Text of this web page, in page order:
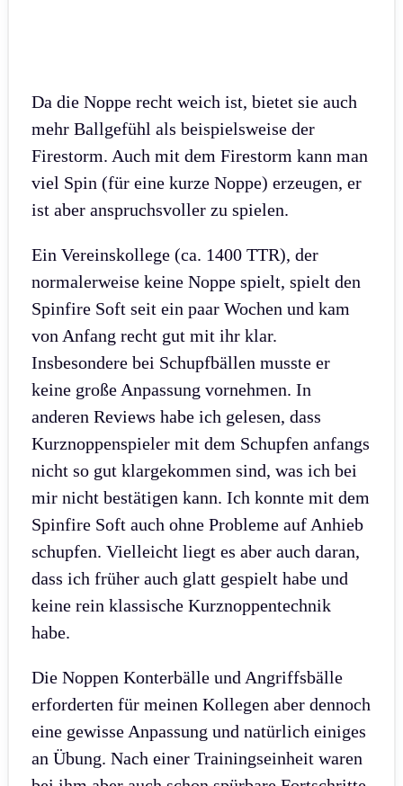
Da die Noppe recht weich ist, bietet sie auch
mehr Ballgefühl als beispielsweise der
Firestorm. Auch mit dem Firestorm kann man
viel Spin (für eine kurze Noppe) erzeugen, er
ist aber anspruchsvoller zu spielen.
Ein Vereinskollege (ca. 1400 TTR), der
normalerweise keine Noppe spielt, spielt den
Spinfire Soft seit ein paar Wochen und kam
von Anfang recht gut mit ihr klar.
Insbesondere bei Schupfbällen musste er
keine große Anpassung vornehmen. In
anderen Reviews habe ich gelesen, dass
Kurznoppenspieler mit dem Schupfen anfangs
nicht so gut klargekommen sind, was ich bei
mir nicht bestätigen kann. Ich konnte mit dem
Spinfire Soft auch ohne Probleme auf Anhieb
schupfen. Vielleicht liegt es aber auch daran,
dass ich früher auch glatt gespielt habe und
keine rein klassische Kurznoppentechnik
habe.
Die Noppen Konterbälle und Angriffsbälle
erforderten für meinen Kollegen aber dennoch
eine gewisse Anpassung und natürlich einiges
an Übung. Nach einer Trainingseinheit waren